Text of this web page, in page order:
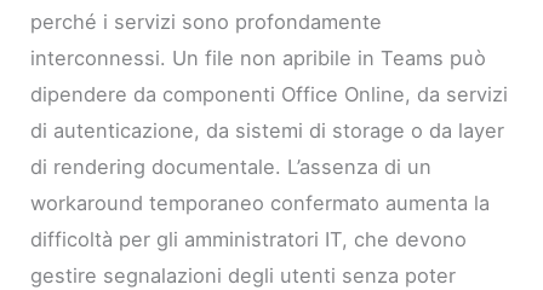
perché i servizi sono profondamente
interconnessi. Un file non apribile in Teams può
dipendere da componenti Office Online, da servizi
di autenticazione, da sistemi di storage o da layer
di rendering documentale. L’assenza di un
workaround temporaneo confermato aumenta la
difficoltà per gli amministratori IT, che devono
gestire segnalazioni degli utenti senza poter